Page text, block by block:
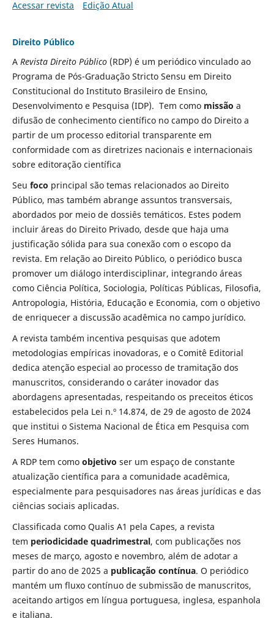
Acessar revista Edição Atual
Direito Público
A Revista Direito Público(RDP) é um periódico vinculado ao
Programa de Pós-Graduação Stricto Sensu em Direito
Constitucional do Instituto Brasileiro de Ensino,
Desenvolvimento e Pesquisa (IDP). Tem como missão a
difusão de conhecimento científico no campo do Direito a
partir de um processo editorial transparente em
conformidade com as diretrizes nacionais e internacionais
sobre editoração científica
Seu foco principal são temas relacionados ao Direito
Público, mas também abrange assuntos transversais,
abordados por meio de dossiês temáticos. Estes podem
incluir áreas do Direito Privado, desde que haja uma
justificação sólida para sua conexão com o escopo da
revista. Em relação ao Direito Público, o periódico busca
promover um diálogo interdisciplinar, integrando áreas
como Ciência Política, Sociologia, Políticas Públicas, Filosofia,
Antropologia, História, Educação e Economia, com o objetivo
de enriquecer a discussão acadêmica no campo jurídico.
A revista também incentiva pesquisas que adotem
metodologias empíricas inovadoras, e o Comitê Editorial
dedica atenção especial ao processo de tramitação dos
manuscritos, considerando o caráter inovador das
abordagens apresentadas, respeitando os preceitos éticos
estabelecidos pela Lei n.º 14.874, de 29 de agosto de 2024
que institui o Sistema Nacional de Ética em Pesquisa com
Seres Humanos.
A RDP tem como objetivo ser um espaço de constante
atualização científica para a comunidade acadêmica,
especialmente para pesquisadores nas áreas jurídicas e das
ciências sociais aplicadas.
Classificada como Qualis A1 pela Capes, a revista
tem periodicidade quadrimestral, com publicações nos
meses de março, agosto e novembro, além de adotar a
partir do ano de 2025 a publicação contínua. O periódico
mantém um fluxo contínuo de submissão de manuscritos,
aceitando artigos em língua portuguesa, inglesa, espanhola
e italiana.